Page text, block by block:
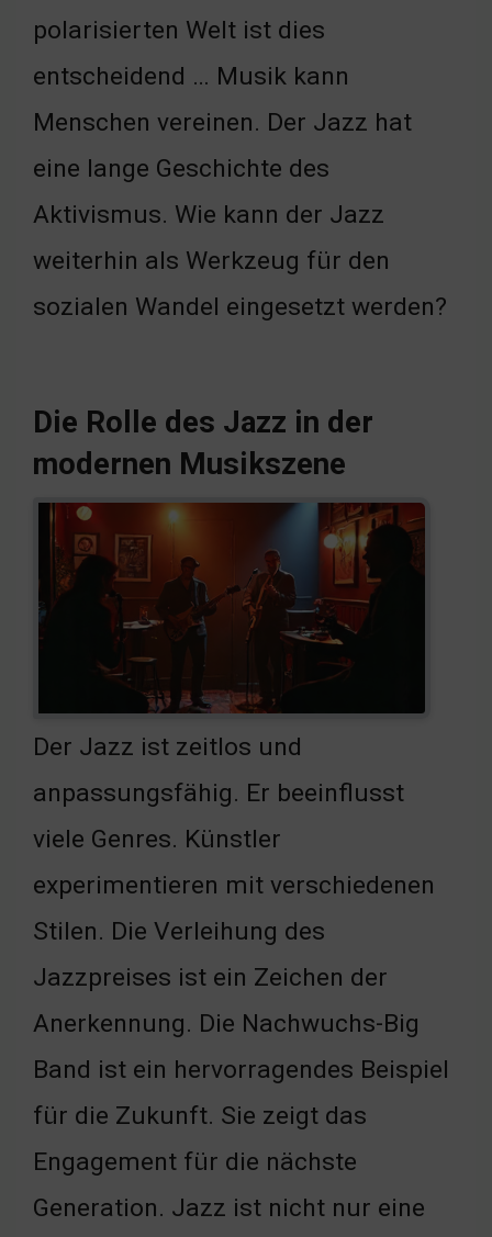
polarisierten Welt ist dies
entscheidend … Musik kann
Menschen vereinen. Der Jazz hat
eine lange Geschichte des
Aktivismus. Wie kann der Jazz
weiterhin als Werkzeug für den
sozialen Wandel eingesetzt werden?
Die Rolle des Jazz in der
modernen Musikszene
Der Jazz ist zeitlos und
anpassungsfähig. Er beeinflusst
viele Genres. Künstler
experimentieren mit verschiedenen
Stilen. Die Verleihung des
Jazzpreises ist ein Zeichen der
Anerkennung. Die Nachwuchs-Big
Band ist ein hervorragendes Beispiel
für die Zukunft. Sie zeigt das
Engagement für die nächste
Generation. Jazz ist nicht nur eine